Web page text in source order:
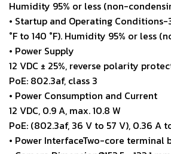
Humidity 95% or less (non-
• Startup and Operating Conditions-
°F to 140 °F). Humidity 95% or less
• Power Supply
12 VDC ± 25%, reverse polarity
PoE: 802.3af, class 3
• Power Consumption and Current
12 VDC, 0.9 A, max. 10.8 W
PoE: (802.3af, 36 V to 57 V), 0.36 A
• Power InterfaceTwo-core terminal